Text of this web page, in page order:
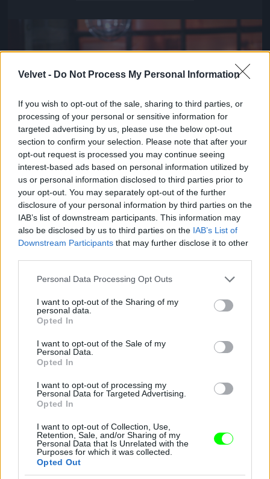
Velvet - Do Not Process My Personal Information
If you wish to opt-out of the sale, sharing to third parties, or
processing of your personal or sensitive information for
targeted advertising by us, please use the below opt-out
section to confirm your selection. Please note that after your
opt-out request is processed you may continue seeing
interest-based ads based on personal information utilized by
us or personal information disclosed to third parties prior to
your opt-out. You may separately opt-out of the further
disclosure of your personal information by third parties on the
IAB’s list of downstream participants. This information may
also be disclosed by us to third parties on the IAB’s List of
Downstream Participants that may further disclose it to other
Please note that this website/app uses one or more Google
not limited to your visit or usage behaviour. You may click to
grant or deny consent to Google and its third-party tags to
use your data for below specified purposes in below Google
consent section.
Personal Data Processing Opt Outs
I want to opt-out of the Sharing of my
personal data.
Opted In
I want to opt-out of the Sale of my
Personal Data.
Opted In
I want to opt-out of processing my
Personal Data for Targeted Advertising.
Opted In
I want to opt-out of Collection, Use,
Retention, Sale, and/or Sharing of my
Personal Data that Is Unrelated with the
Purposes for which it was collected.
Opted Out
Jön még kép!
Fotó: Szécsi István / Velvet #14
Jön még kép!